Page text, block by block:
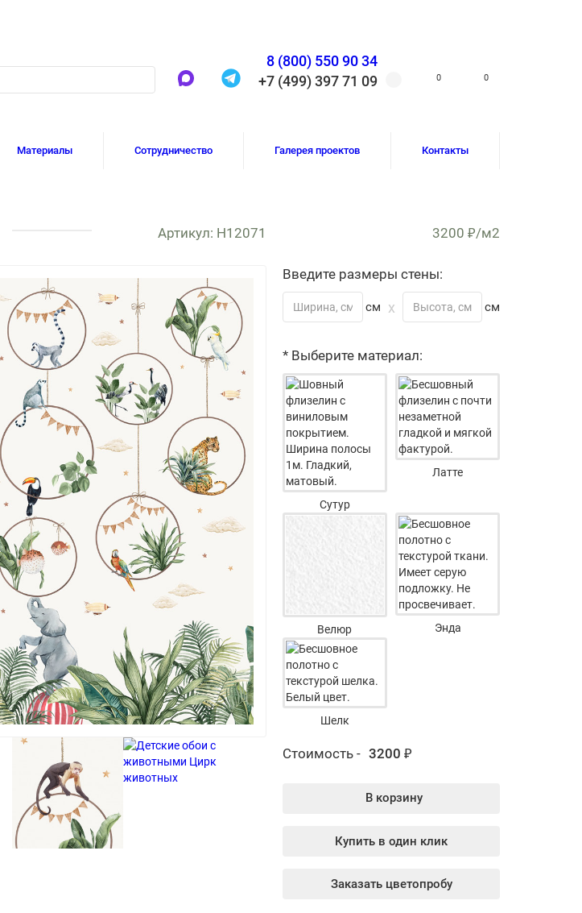
8 (800) 550 90 34
+7 (499) 397 71 09
0 0
Материалы Сотрудничество Галерея проектов Контакты
Артикул: H12071 3200 ₽/м2
Введите размеры стены:
см x см
* Выберите материал:
Сутур
Латте
Велюр Энда
Шелк
Стоимость - 3200 ₽
В корзину
Купить в один клик
Заказать цветопробу